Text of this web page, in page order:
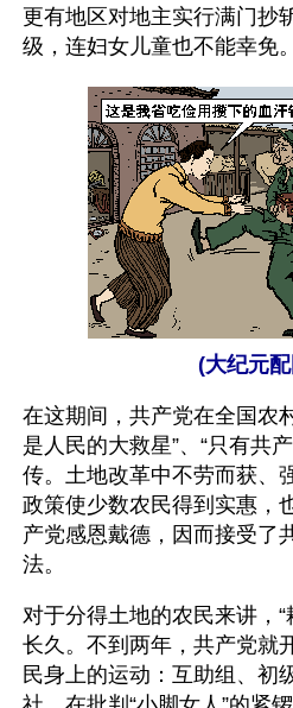
更有地区对地主实行满门抄
级，连妇女儿童也不能幸免。
(大纪元配
在这期间，共产党在全国农
是人民的大救星”、“只有共
传。土地改革中不劳而获、
政策使少数农民得到实惠，
产党感恩戴德，因而接受了
法。
对于分得土地的农民来讲，
长久。不到两年，共产党就
民身上的运动：互助组、初